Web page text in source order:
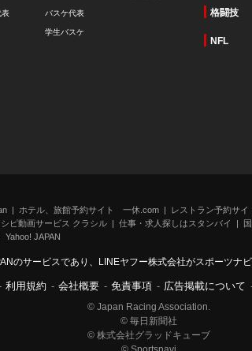
表 バスケ代表
学生バスケ
格闘技
NFL
ホテル、旅館予約サイト 一休.com
レストラン予約サ
ピ動画サービス クラシル 仕事・求人探しはスタンバイ
Yahoo! JAPAN
のサービスであり、LINEヤフー株式会社がスポーツナ
利用規約 - 会社概要 - 免責事項 - 広告掲載について
© Japan Racing Association.
© 毎日新聞社
© 株式会社グラッドキューブ